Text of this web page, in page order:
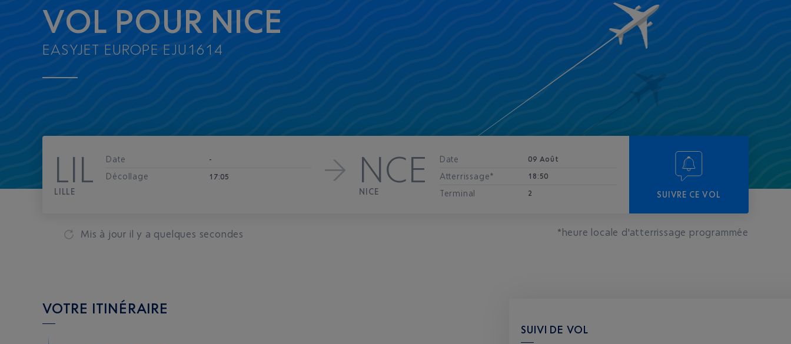
VOL POUR NICE
EASYJET EUROPE EJU1614
LIL
LILLE
Date -
Décollage 17:05 NCE
NICE
Date 09 Août
Atterrissage* 18:50
Terminal 2 SUIVRE CE VOL
Mis à jour il y a quelques secondes *heure locale d'atterrissage programmée
VOTRE ITINÉRAIRE
SUIVI DE VOL